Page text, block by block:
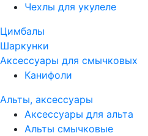
Чехлы для укулеле
Цимбалы
Шаркунки
Аксессуары для смычковых
Канифоли
Альты, аксессуары
Аксессуары для альта
Альты смычковые